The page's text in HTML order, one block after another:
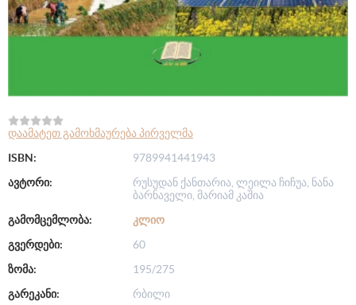
დაამატეთ გამოხმაურება პირველმა
ISBN:
9789941441943
ავტორი:
რუსუდან ქანთარია, ლეილა ჩიჩუა, ნანა
ბარნაველი, მარიამ კაშია
გამომცემლობა:
ᲙᲚᲘᲝ
გვერდები:
60
ზომა:
195/275
გარეკანი:
რბილი